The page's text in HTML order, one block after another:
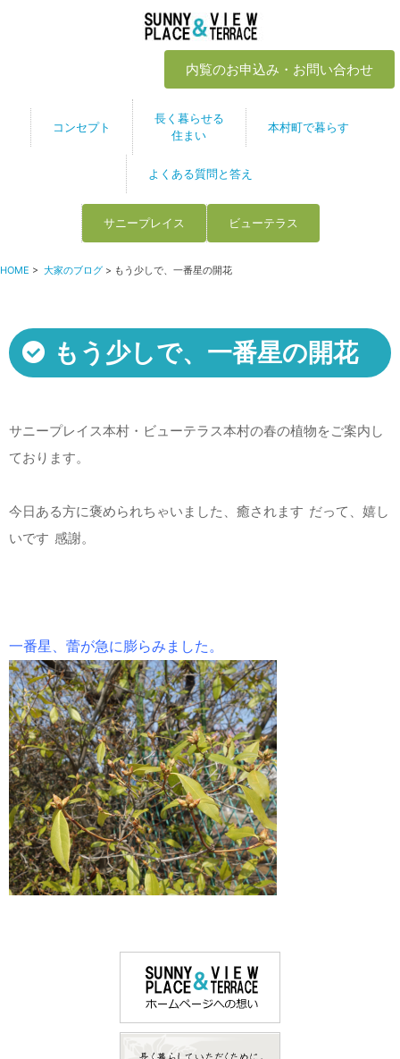
内覧のお申込み・お問い合わせ
コンセプト
長く暮らせる
住まい
本村町で暮らす
よくある質問と答え
サニープレイス ビューテラス
HOME > 大家のブログ > もう少しで、一番星の開花
もう少しで、一番星の開花
サニープレイス本村・ビューテラス本村の春の植物をご案内し
ております。
今日ある方に褒められちゃいました、癒されます だって、嬉し
いです 感謝。
一番星、蕾が急に膨らみました。